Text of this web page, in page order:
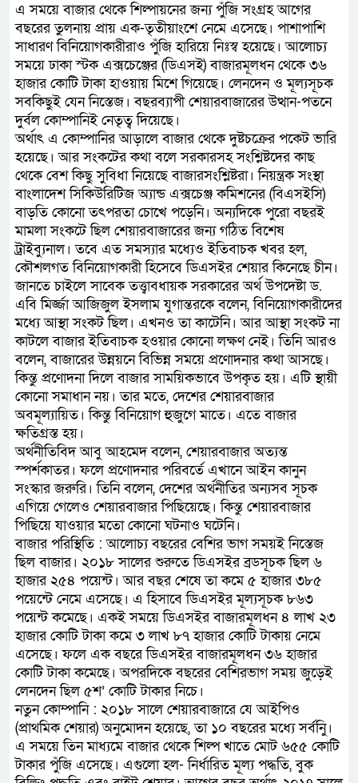
এ সময়ে বাজার থেকে শিল্পায়নের জন্য পুঁজি সংগ্রহ আগের
বছরের তুলনায় প্রায় এক-তৃতীয়াংশে নেমে এসেছে। পাশাপাশি
সাধারণ বিনিয়োগকারীরাও পুঁজি হারিয়ে নিঃস্ব হয়েছে। আলোচ্য
সময়ে ঢাকা স্টক এক্সচেঞ্জের (ডিএসই) বাজারমূলধন থেকে ৩৬
হাজার কোটি টাকা হাওয়ায় মিশে গিয়েছে। লেনদেন ও মূল্যসূচক
সবকিছুই যেন নিস্তেজ। বছরব্যাপী শেয়ারবাজারের উত্থান-পতনে
দুর্বল কোম্পানিই নেতৃত্ব দিয়েছে।
অর্থাৎ এ কোম্পানির আড়ালে বাজার থেকে দুষ্টচক্রের পকেট ভারি
হয়েছে। আর সংকটের কথা বলে সরকারসহ সংশ্লিষ্টদের কাছ
থেকে বেশ কিছু সুবিধা নিয়েছে বাজারসংশ্লিষ্টরা। নিয়ন্ত্রক সংস্থা
বাংলাদেশ সিকিউরিটিজ অ্যান্ড এক্সচেঞ্জ কমিশনের (বিএসইসি)
বাড়তি কোনো তৎপরতা চোখে পড়েনি। অন্যদিকে পুরো বছরই
মামলা সংকটে ছিল শেয়ারবাজারের জন্য গঠিত বিশেষ
ট্রাইব্যুনাল। তবে এত সমস্যার মধ্যেও ইতিবাচক খবর হল,
কৌশলগত বিনিয়োগকারী হিসেবে ডিএসইর শেয়ার কিনেছে চীন।
জানতে চাইলে সাবেক তত্ত্বাবধায়ক সরকারের অর্থ উপদেষ্টা ড.
এবি মির্জ্জা আজিজুল ইসলাম যুগান্তরকে বলেন, বিনিয়োগকারীদের
মধ্যে আস্থা সংকট ছিল। এখনও তা কাটেনি। আর আস্থা সংকট না
কাটলে বাজার ইতিবাচক হওয়ার কোনো লক্ষণ নেই। তিনি আরও
বলেন, বাজারের উন্নয়নে বিভিন্ন সময়ে প্রণোদনার কথা আসছে।
কিন্তু প্রণোদনা দিলে বাজার সাময়িকভাবে উপকৃত হয়। এটি স্থায়ী
কোনো সমাধান নয়। তার মতে, দেশের শেয়ারবাজার
অবমূল্যায়িত। কিন্তু বিনিয়োগ হুজুগে মাতে। এতে বাজার
ক্ষতিগ্রস্ত হয়।
অর্থনীতিবিদ আবু আহমেদ বলেন, শেয়ারবাজার অত্যন্ত
স্পর্শকাতর। ফলে প্রণোদনার পরিবর্তে এখানে আইন কানুন
সংস্কার জরুরি। তিনি বলেন, দেশের অর্থনীতির অন্যসব সূচক
এগিয়ে গেলেও শেয়ারবাজার পিছিয়েছে। কিন্তু শেয়ারবাজার
পিছিয়ে যাওয়ার মতো কোনো ঘটনাও ঘটেনি।
বাজার পরিস্থিতি : আলোচ্য বছরের বেশির ভাগ সময়ই নিস্তেজ
ছিল বাজার। ২০১৮ সালের শুরুতে ডিএসইর ব্রডসূচক ছিল ৬
হাজার ২৫৪ পয়েন্ট। আর বছর শেষে তা কমে ৫ হাজার ৩৮৫
পয়েন্টে নেমে এসেছে। এ হিসাবে ডিএসইর মূল্যসূচক ৮৬৩
পয়েন্ট কমেছে। একই সময়ে ডিএসইর বাজারমূলধন ৪ লাখ ২৩
হাজার কোটি টাকা কমে ৩ লাখ ৮৭ হাজার কোটি টাকায় নেমে
এসেছে। ফলে এক বছরে ডিএসইর বাজারমূলধন ৩৬ হাজার
কোটি টাকা কমেছে। অপরদিকে বছরের বেশিরভাগ সময় জুড়েই
লেনদেন ছিল ৫শ’ কোটি টাকার নিচে।
নতুন কোম্পানি : ২০১৮ সালে শেয়ারবাজারে যে আইপিও
(প্রাথমিক শেয়ার) অনুমোদন হয়েছে, তা ১০ বছরের মধ্যে সর্বনিু।
এ সময়ে তিন মাধ্যমে বাজার থেকে শিল্প খাতে মোট ৬৫৫ কোটি
টাকার পুঁজি এসেছে। এগুলো হল- নির্ধারিত মূল্য পদ্ধতি, বুক